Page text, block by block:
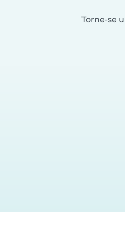
Torne-se